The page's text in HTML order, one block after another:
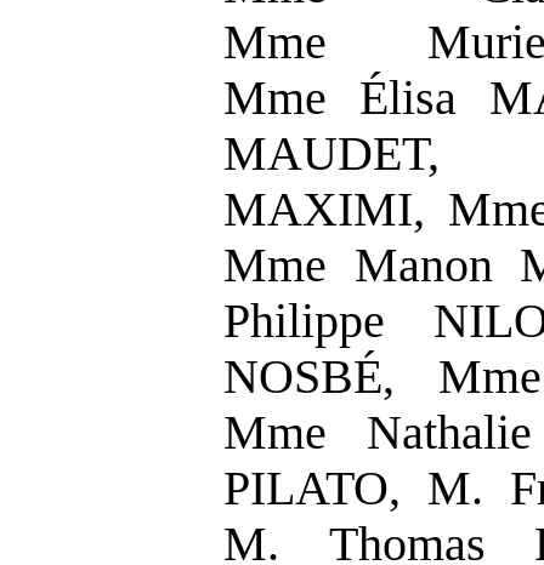
Mme
Mme Élisa
MAUDET,
MAXIMI,
Mme Manon
Philippe
NOSBÉ,
Mme
PILATO, M.
M. Thomas